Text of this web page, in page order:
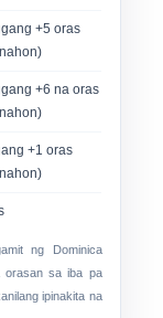
+5 oras
+6 na oras
+1 oras
ng Dominica
orasan sa iba pa
ipinakita na